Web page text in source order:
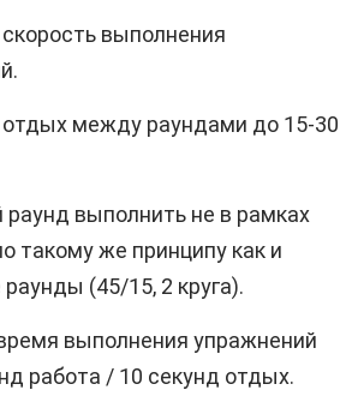
выполнения
отдых между раундами до 15-30
раунд выполнить не в рамках
такому же принципу как и
(45/15, 2 круга).
выполнения упражнений
работа / 10 секунд отдых.